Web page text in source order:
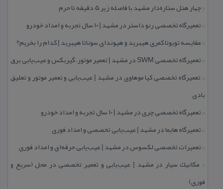
::چهار هتل‌ ستاره‌دار مشهد با فاصله زیر 5 دقیقه تا حرم
:: تعمیرگاه تخصصی رنو داستر در مشهد | ۱۰ سال تجربه و امداد خودرو
:: مقایسه تویوتا كمری هیبرید و هیوندای سوناتا هیبرید | كدام را بخریم؟
:: تعمیرگاه تخصصی SWM در مشهد | تعمیر موتور، گیربكس و عیب‌یابی برق
:: تعمیرگاه تخصصی كیا موهاوی در مشهد | عیب‌یابی و تعمیر موتور و تعلیق
بادی
:: تعمیرگاه تخصصی چری در مشهد | ۱۰ سال تجربه و امداد خودرو
:: تعمیرگاه هایما در مشهد | عیب‌یابی تخصصی و امداد فوری
:: تعمیرات تخصصی لكسوس در مشهد | عیب‌یابی حرفه‌ای و امداد فوری
:: مكانیك سیار در مشهد | عیب‌یابی و تعمیر تخصصی در محل (سریع و
فوری)